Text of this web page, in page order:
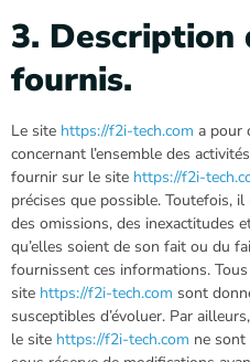
3. Description
fournis.
Le site https://f2i-tech.com a pour
concernant l’ensemble des
fournir sur le site https://f2i-
précises que possible. Toutefois,
des omissions, des inexactitudes
qu’elles soient de son fait ou du
fournissent ces informations.
site https://f2i-tech.com sont
susceptibles d’évoluer. Par
le site https://f2i-tech.com ne